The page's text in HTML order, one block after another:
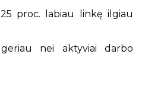
proc. labiau linkę ilgiau
nei aktyviai darbo